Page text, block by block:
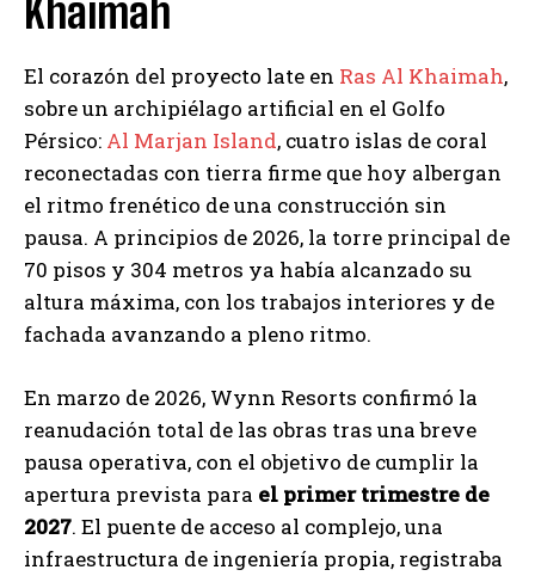
Khaimah
El corazón del proyecto late en Ras Al Khaimah,
sobre un archipiélago artificial en el Golfo
Pérsico: Al Marjan Island, cuatro islas de coral
reconectadas con tierra firme que hoy albergan
el ritmo frenético de una construcción sin
pausa. A principios de 2026, la torre principal de
70 pisos y 304 metros ya había alcanzado su
altura máxima, con los trabajos interiores y de
fachada avanzando a pleno ritmo.
En marzo de 2026, Wynn Resorts confirmó la
reanudación total de las obras tras una breve
pausa operativa, con el objetivo de cumplir la
apertura prevista para el primer trimestre de
2027. El puente de acceso al complejo, una
infraestructura de ingeniería propia, registraba